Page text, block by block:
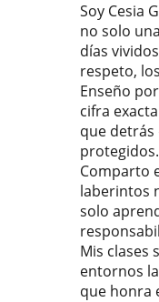
Soy Cesia
no solo
días
respeto,
Enseño
cifra
que detrás
protegidos.
Comparto
laberintos
solo
Mis clases
entornos
que honra